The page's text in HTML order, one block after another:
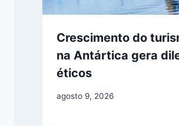
Crescimento do
na Antártica gera
éticos
agosto 9, 2026